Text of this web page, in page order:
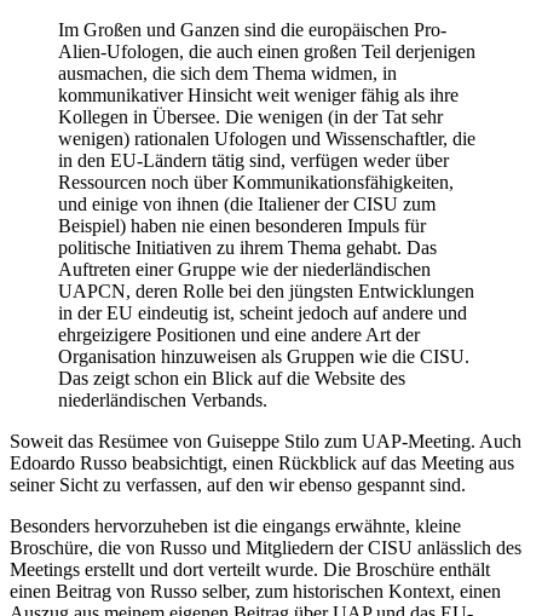
Im Großen und Ganzen sind die europäischen Pro-
Alien-Ufologen, die auch einen großen Teil derjenigen
ausmachen, die sich dem Thema widmen, in
kommunikativer Hinsicht weit weniger fähig als ihre
Kollegen in Übersee. Die wenigen (in der Tat sehr
wenigen) rationalen Ufologen und Wissenschaftler, die
in den EU-Ländern tätig sind, verfügen weder über
Ressourcen noch über Kommunikationsfähigkeiten,
und einige von ihnen (die Italiener der CISU zum
Beispiel) haben nie einen besonderen Impuls für
politische Initiativen zu ihrem Thema gehabt. Das
Auftreten einer Gruppe wie der niederländischen
UAPCN, deren Rolle bei den jüngsten Entwicklungen
in der EU eindeutig ist, scheint jedoch auf andere und
ehrgeizigere Positionen und eine andere Art der
Organisation hinzuweisen als Gruppen wie die CISU.
Das zeigt schon ein Blick auf die Website des
niederländischen Verbands.
Soweit das Resümee von Guiseppe Stilo zum UAP-Meeting. Auch
Edoardo Russo beabsichtigt, einen Rückblick auf das Meeting aus
seiner Sicht zu verfassen, auf den wir ebenso gespannt sind.
Besonders hervorzuheben ist die eingangs erwähnte, kleine
Broschüre, die von Russo und Mitgliedern der CISU anlässlich des
Meetings erstellt und dort verteilt wurde. Die Broschüre enthält
einen Beitrag von Russo selber, zum historischen Kontext, einen